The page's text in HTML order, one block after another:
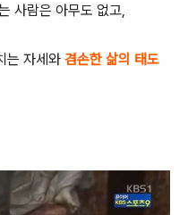
사람은 아무도 없고,
는 자세와 겸손한 삶의 태도